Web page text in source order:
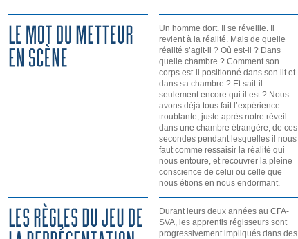
Un homme dort. Il se réveille. Il
revient à la réalité. Mais de quelle
réalité s’agit-il ? Où est-il ? Dans
quelle chambre ? Comment son
corps est-il positionné dans son lit et
dans sa chambre ? Et sait-il
seulement encore qui il est ? Nous
avons déjà tous fait l’expérience
troublante, juste après notre réveil
dans une chambre étrangère, de ces
secondes pendant lesquelles il nous
faut comme ressaisir la réalité qui
nous entoure, et recouvrer la pleine
conscience de celui ou celle que
nous étions en nous endormant.
Durant leurs deux années au CFA-
SVA, les apprentis régisseurs sont
progressivement impliqués dans des